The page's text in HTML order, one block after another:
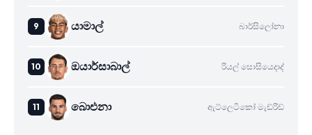
යාමාල් බාර්සිලෝනා
ඔයාර්සාබාල් රියල් සොසියෙදාද්
බාෙඑනා ඇට්ලෙටිකෝ මැඩ්රිඩ්